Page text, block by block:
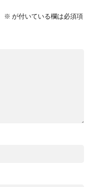
※ が付いている欄は必須項